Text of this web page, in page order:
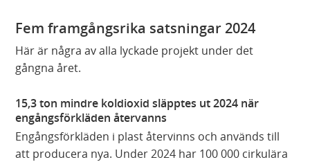
Fem framgångsrika satsningar 2024
Här är några av alla lyckade projekt under det
gångna året.
15,3 ton mindre koldioxid släpptes ut 2024 när
engångsförkläden återvanns
Engångsförkläden i plast återvinns och används till
att producera nya. Under 2024 har 100 000 cirkulära